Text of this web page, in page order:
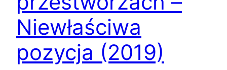
Niewłaściwa
pozycja (2019)